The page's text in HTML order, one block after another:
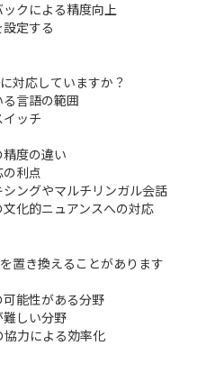
ックによる精度向上
定する
対応していますか？
る言語の範囲
イッチ
精度の違い
の利点
シングやマルチリンガル会話
文化的ニュアンスへの対応
置き換えることがあります
可能性がある分野
難しい分野
協力による効率化